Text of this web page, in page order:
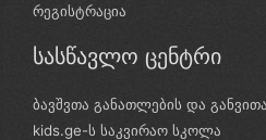
რეგისტრაცია
სასწავლო ცენტრი
ბავშვთა განათლების და
kids.ge-ს საკვირაო სკოლა